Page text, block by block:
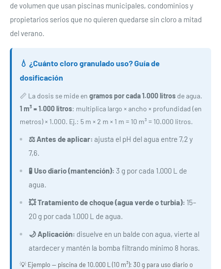
de volumen que usan piscinas municipales, condominios y
propietarios serios que no quieren quedarse sin cloro a mitad
del verano.
💧 ¿Cuánto cloro granulado uso? Guía de
dosificación
📏 La dosis se mide en gramos por cada 1.000 litros de agua.
1 m³ = 1.000 litros: multiplica largo × ancho × profundidad (en
metros) × 1.000. Ej.: 5 m × 2 m × 1 m = 10 m³ = 10.000 litros.
⚖️ Antes de aplicar: ajusta el pH del agua entre 7,2 y
7,6.
🧪 Uso diario (mantención): 3 g por cada 1.000 L de
agua.
💥 Tratamiento de choque (agua verde o turbia): 15–
20 g por cada 1.000 L de agua.
🌙 Aplicación: disuelve en un balde con agua, vierte al
atardecer y mantén la bomba filtrando mínimo 8 horas.
💡 Ejemplo — piscina de 10.000 L (10 m³): 30 g para uso diario o